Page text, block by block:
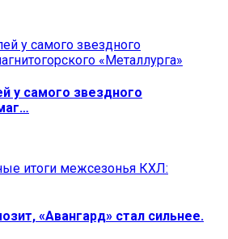
у самого звездного
«Авангард» стал сильнее.